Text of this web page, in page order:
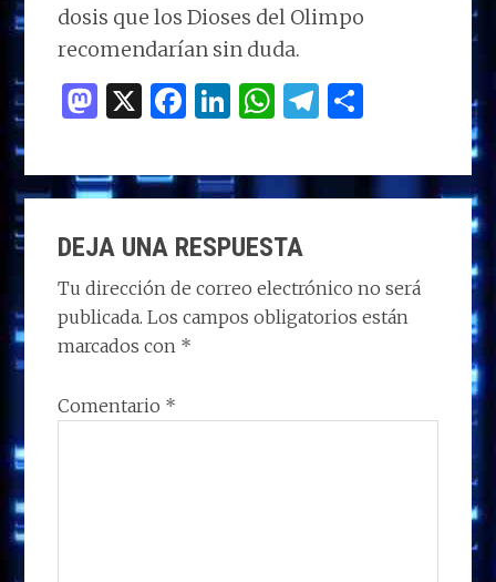
dosis que los Dioses del Olimpo
recomendarían sin duda.
M
to
d
o
n
X F
ce
b
o
o
k
Li
k
e
dI
n
W
at
s
A
p
p
T
e
g
m
m
p
ti
r
INTERACCIONES
CON
LOS
LECTORES
DEJA UNA RESPUESTA
Tu dirección de correo electrónico no será
publicada. Los campos obligatorios están
marcados con *
Comentario *